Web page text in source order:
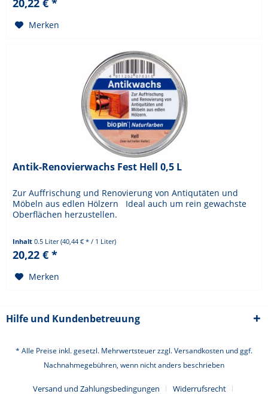
Merken
Antik-Renovierwachs Fest Hell 0,5 L
Zur Auffrischung und Renovierung von Antiqutäten und
Möbeln aus edlen Hölzern Ideal auch um rein gewachste
Oberflächen herzustellen.
Inhalt0.5 Liter(40,44 € * / 1 Liter)
20,22 € *
Merken
Hilfe und Kundenbetreuung
* Alle Preise inkl. gesetzl. Mehrwertsteuer zzgl.Versandkosten und ggf.
Nachnahmegebühren, wenn nicht anders beschrieben
Versand und Zahlungsbedingungen Widerrufsrecht